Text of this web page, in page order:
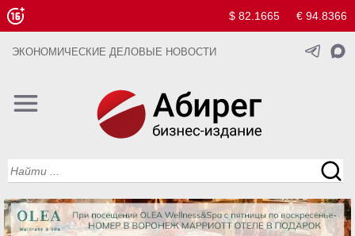
$ 82.1665 € 94.8366
ЭКОНОМИЧЕСКИЕ ДЕЛОВЫЕ НОВОСТИ